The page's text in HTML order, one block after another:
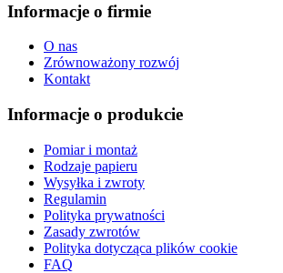
Informacje o firmie
O nas
Zrównoważony rozwój
Kontakt
Informacje o produkcie
Pomiar i montaż
Rodzaje papieru
Wysyłka i zwroty
Regulamin
Polityka prywatności
Zasady zwrotów
Polityka dotycząca plików cookie
FAQ